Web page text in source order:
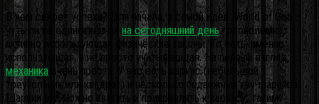
В чем секрет успеха? Для начала, в самой идее. World of Goo –
чуть ли не единственнаяна сегодняшний деньголоволомка,
активно использующая физические законы. То есть, именно
использующая, а не просто учитывающая. На первый взгляд,
механика очень проста. У вас есть каркас (небольшой
треугольник или квадрат) и несколько подвижных гуу-шариков.
Шарики эти можно хватать и прикреплять к каркасу, таким